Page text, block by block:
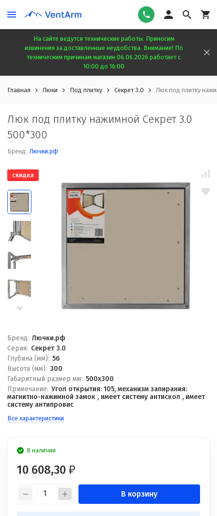
На сайте ведутся технические работы. Приносим
извинения за доставленные неудобства. Внимание! По
техническим причинам магазин 06.06.2026 работает с
10:00 до 16:00
Главная Люки Под плитку Секрет 3.0 Люк под плитку
Люк под плитку нажимной Секрет 3.0
500*300
Бренд: Лючки.рф
скидка
Бренд: Лючки.рф
Серия: Секрет 3.0
Глубина (мм): 56
Высота (мм): 300
Габаритный размер мм: 500x300
Примечание: Угол открытия: 105, механизм запирания:
магнитно-нажимной замок , имеет систему антискол , имеет
систему антипровис
Все характеристики
В наличии
10 608,30 ₽
В корзину